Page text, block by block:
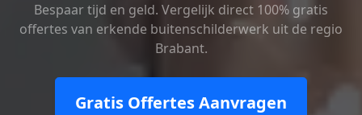
Bespaar tijd en geld. Vergelijk direct 100% gratis
offertes van erkende buitenschilderwerk uit de regio
Brabant.
Gratis Offertes Aanvragen